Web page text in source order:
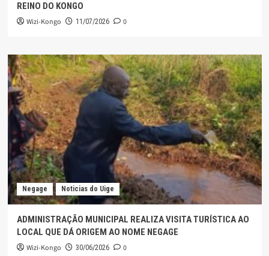
REINO DO KONGO
Wizi-Kongo 11/07/2026 0
Negage Noticias do Uige
ADMINISTRAÇÃO MUNICIPAL REALIZA VISITA TURÍSTICA AO
LOCAL QUE DÁ ORIGEM AO NOME NEGAGE
Wizi-Kongo 30/06/2026 0